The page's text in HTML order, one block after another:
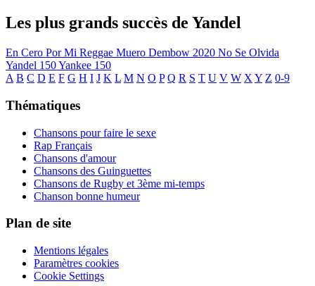
Les plus grands succès de Yandel
En Cero Por Mi Reggae Muero Dembow 2020 No Se Olvida
Yandel 150Yankee 150
A B C D E F G H I J K L M N O P Q R S T U V W X Y Z 0-9
Thématiques
Chansons pour faire le sexe
Rap Français
Chansons d'amour
Chansons des Guinguettes
Chansons de Rugby et 3ème mi-temps
Chanson bonne humeur
Plan de site
Mentions légales
Paramètres cookies
Cookie Settings